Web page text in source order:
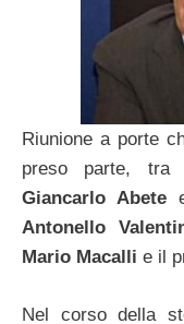
Riunione a porte
preso parte, tra
Giancarlo Abetee
Antonello
Mario Macalli e il
Nel corso della